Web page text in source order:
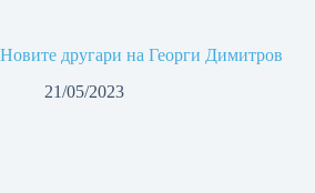
Новите другари на Георги Димитров
21/05/2023